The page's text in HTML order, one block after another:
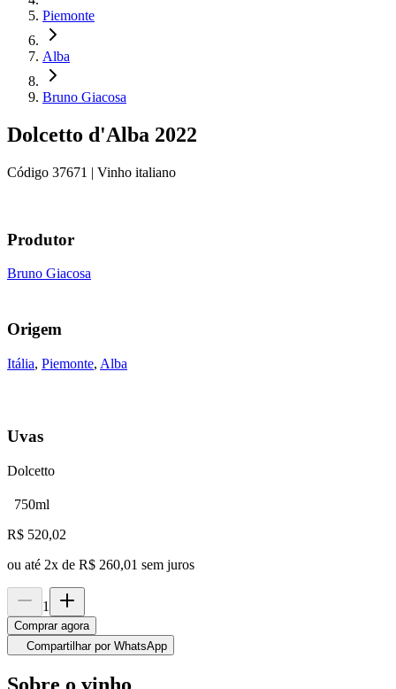
Piemonte
Alba
Bruno Giacosa
Dolcetto d'Alba 2022
Código 37671 | Vinho italiano
Produtor
Bruno Giacosa
Origem
Itália, Piemonte, Alba
Uvas
Dolcetto
750ml
R$ 520,02
ou até 2x de R$ 260,01 sem juros
1
Comprar agora
Compartilhar por WhatsApp